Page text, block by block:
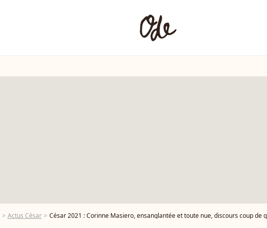
Actus César César 2021 : Corinne Masiero, ensanglantée et toute nue, discours coup de